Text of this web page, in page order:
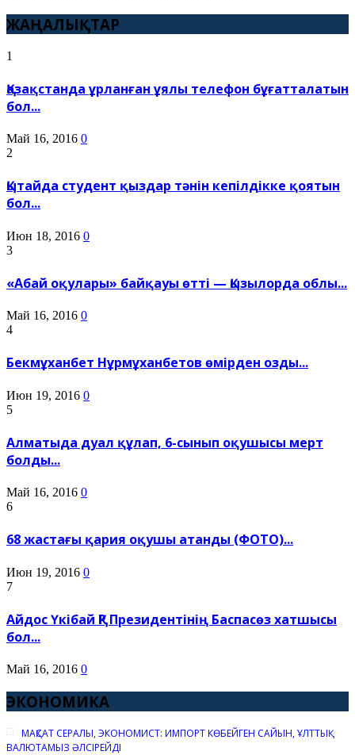
ЖАҢАЛЫҚТАР
1
Қазақстанда ұрланған ұялы телефон бұғатталатын
бол...
Май 16, 2016 0
2
Қытайда студент қыздар тәнін кепілдікке қоятын
бол...
Июн 18, 2016 0
3
«Абай оқулары» байқауы өтті — Қызылорда облы...
Май 16, 2016 0
4
Бекмұханбет Нұрмұханбетов өмірден озды...
Июн 19, 2016 0
5
Алматыда дуал құлап, 6-сынып оқушысы мерт
болды...
Май 16, 2016 0
6
68 жастағы қария оқушы атанды (ФОТО)...
Июн 19, 2016 0
7
Айдос Үкібай ҚР Президентінің Баспасөз хатшысы
бол...
Май 16, 2016 0
ЭКОНОМИКА
МАҚСАТ СЕРАЛЫ, ЭКОНОМИСТ: ИМПОРТ КӨБЕЙГЕН САЙЫН, ҰЛТТЫҚ
ВАЛЮТАМЫЗ ӘЛСІРЕЙДІ